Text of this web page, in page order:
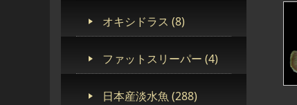
オキシドラス (8)
ファットスリーパー (4)
日本産淡水魚 (288)